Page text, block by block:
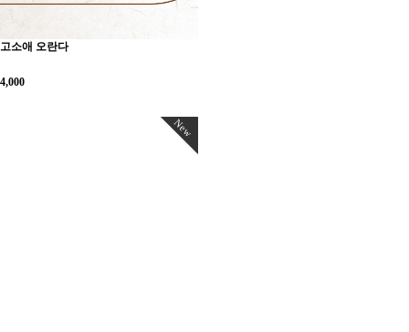
고소애 오란다
4,000
New